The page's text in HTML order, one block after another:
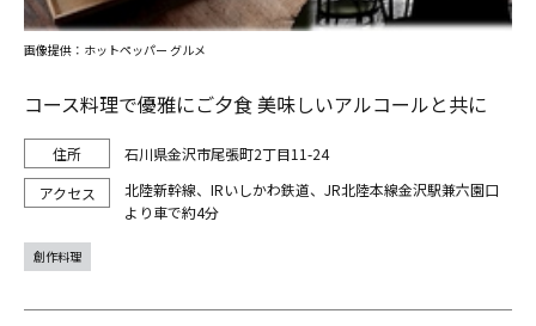
コース料理で優雅にご夕食 美味しいアルコールと共に
石川県金沢市尾張町2丁目11-24
北陸新幹線、IRいしかわ鉄道、JR北陸本線金沢駅兼六園口
より車で約4分
画像提供：ホットペッパー グルメ
創作料理